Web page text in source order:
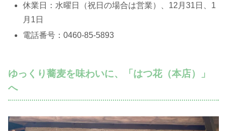
休業日：水曜日（祝日の場合は営業）、12月31日、1
月1日
電話番号：0460-85-5893
ゆっくり蕎麦を味わいに、「はつ花（本店）」
へ